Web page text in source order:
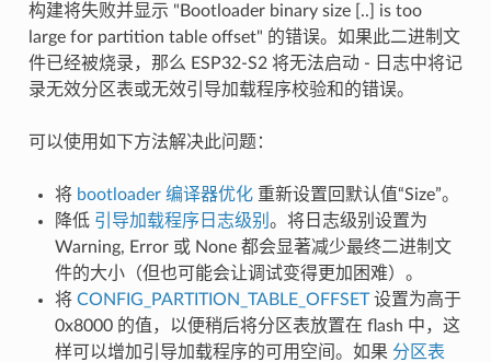
构建将失败并显示 "Bootloader binary size [..] is too
large for partition table offset" 的错误。如果此二进制文
件已经被烧录，那么 ESP32-S2 将无法启动 - 日志中将记
录无效分区表或无效引导加载程序校验和的错误。
可以使用如下方法解决此问题：
将 bootloader 编译器优化重新设置回默认值“Size”。
降低 引导加载程序日志级别 。将日志级别设置为
Warning, Error 或 None 都会显著减少最终二进制文
件的大小（但也可能会让调试变得更加困难）。
将 CONFIG_PARTITION_TABLE_OFFSET设置为高于
0x8000 的值，以便稍后将分区表放置在 flash 中，这
样可以增加引导加载程序的可用空间。如果 分区表